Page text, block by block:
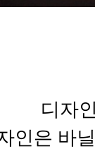
디자
인은 바